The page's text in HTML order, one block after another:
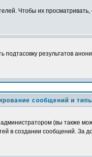
Чтобы их
результатов
сообщений и
(вы также
в создании сообщений.